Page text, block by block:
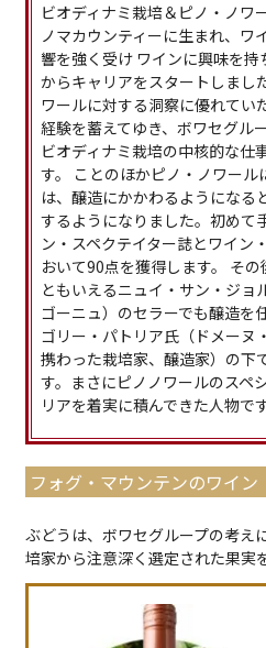
ビオディナミ栽培＆ピノ・ノワ
ノマカウンティーに生まれ、ワ
響を強く受け ワインに興味を
からキャリアをスタートしまし
ワールに対する洞察に優れてい
経験を蓄えてゆき、ボワセグル
ビオディナミ栽培の中核的な仕
す。 ことのほかピノ・ノワー
は、醸造にかかわるようになる
するようになりました。初めて
ン・スペクテイター誌とワイン
おいて90点を獲得します。 そ
ともいえるニュイ・サン・ジョ
ゴーニュ）のセラーでも醸造を
ゴリー・パトリア氏（ドメーヌ
携わった栽培家、醸造家）の下
す。まさにピノノワールのスペ
リアを着実に積んできた人物です
フォグ・マウンテンのワイン
ぶどうは、ボワセグループの考え
培家から注意深く選定された果実